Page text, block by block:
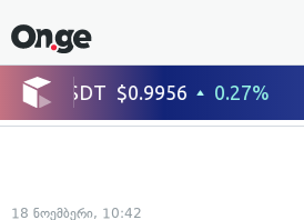
18 ნოემბერი, 10:42